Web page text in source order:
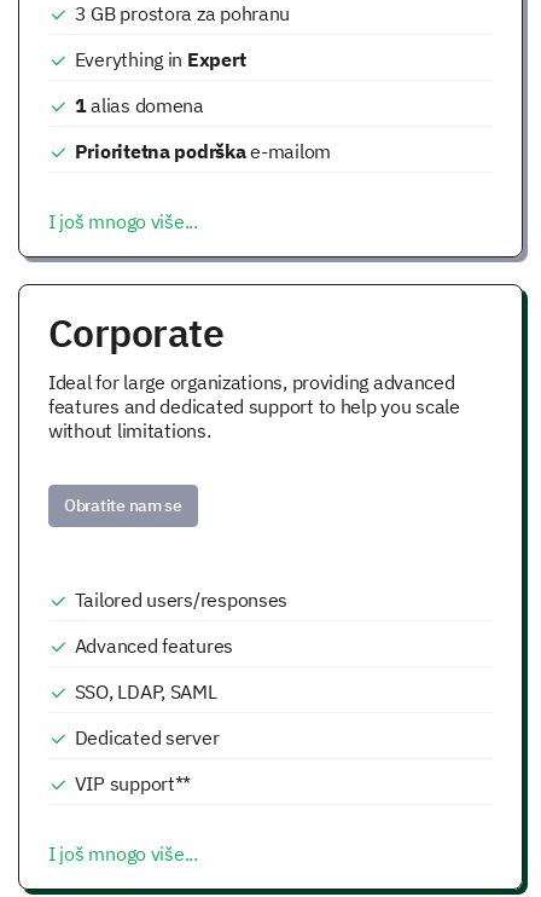
3 GBprostora za pohranu
Everything in Expert
1alias domena
Prioritetna podrškae-mailom
I još mnogo više...
Corporate
Ideal for large organizations, providing advanced
features and dedicated support to help you scale
without limitations.
Obratite nam se
Tailored users/responses
Advanced features
SSO, LDAP, SAML
Dedicated server
VIP support**
I još mnogo više...